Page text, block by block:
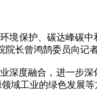
保护、碳达峰碳中
长曾鸿鹄委员向记者
度融合，进一步深
域工业的绿色发展